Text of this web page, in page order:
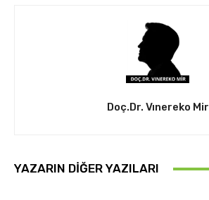
Doç.Dr. Vınereko Mir
YAZARIN DIĞER YAZILARI